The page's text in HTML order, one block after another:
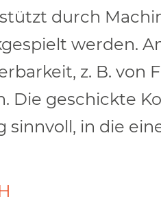
durch
werden.
z. B. von
Die geschickte
in die